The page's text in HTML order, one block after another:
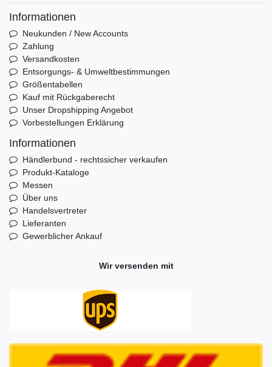
Informationen
Neukunden / New Accounts
Zahlung
Versandkosten
Entsorgungs- & Umweltbestimmungen
Größentabellen
Kauf mit Rückgaberecht
Unser Dropshipping Angebot
Vorbestellungen Erklärung
Informationen
Händlerbund - rechtssicher verkaufen
Produkt-Kataloge
Messen
Über uns
Handelsvertreter
Lieferanten
Gewerblicher Ankauf
Wir versenden mit